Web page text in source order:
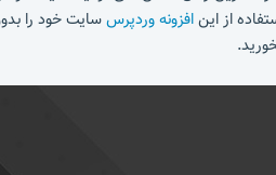
از اینافزونه وردپرسسایت خود را